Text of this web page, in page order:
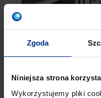
Zgoda
Niniejsza strona
Wykorzystujemy pliki